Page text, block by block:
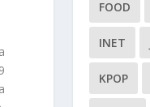
FOOD
INET
KPOP